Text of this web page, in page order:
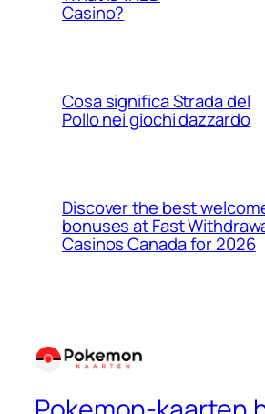
Casino?
Cosa significa Strada del
Pollo nei giochi dazzardo
Discover the best
bonuses at Fast
Casinos Canada for 2026